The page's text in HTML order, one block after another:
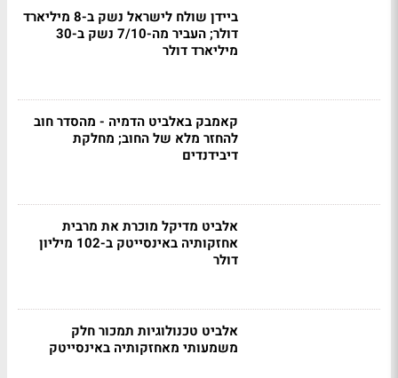
ביידן שולח לישראל נשק ב-8 מיליארד
דולר; העביר מה-7/10 נשק ב-30
מיליארד דולר
קאמבק באלביט הדמיה - מהסדר חוב
להחזר מלא של החוב; מחלקת
דיבידנדים
אלביט מדיקל מוכרת את מרבית
אחזקותיה באינסייטק ב-102 מיליון
דולר
אלביט טכנולוגיות תמכור חלק
משמעותי מאחזקותיה באינסייטק